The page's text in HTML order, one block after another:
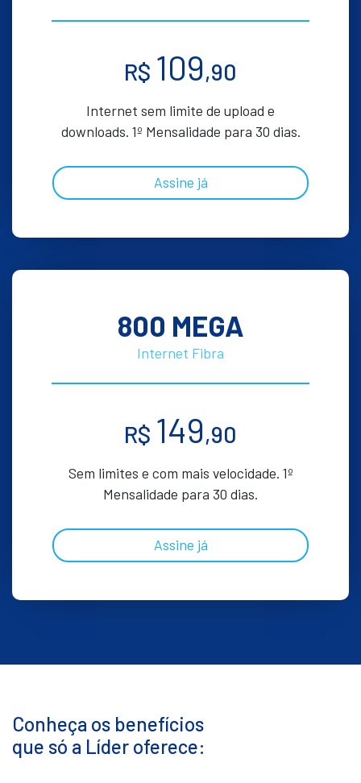
R$ 109,90
Internet sem limite de upload e
downloads. 1º Mensalidade para 30 dias.
Assine já
800 MEGA
Internet Fibra
R$ 149,90
Sem limites e com mais velocidade. 1º
Mensalidade para 30 dias.
Assine já
Conheça os benefícios
que só a Líder oferece: